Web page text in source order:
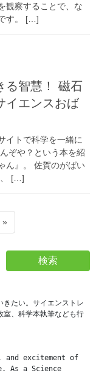
観察することで、な
す。 […]
る智慧！ 磁石
イエンスおば
イトで科学を一緒に
ぞや？という本を紹
ん』。 佐賀のがばい
、 […]
»
検索
きたい。サイエンストレ
室、科学本執筆なども行
and excitement of
As a Science